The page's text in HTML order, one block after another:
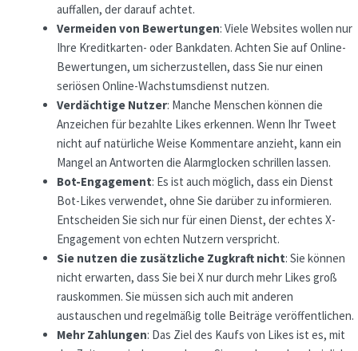
auffallen, der darauf achtet.
Vermeiden von Bewertungen: Viele Websites wollen nur
Ihre Kreditkarten- oder Bankdaten. Achten Sie auf Online-
Bewertungen, um sicherzustellen, dass Sie nur einen
seriösen Online-Wachstumsdienst nutzen.
Verdächtige Nutzer: Manche Menschen können die
Anzeichen für bezahlte Likes erkennen. Wenn Ihr Tweet
nicht auf natürliche Weise Kommentare anzieht, kann ein
Mangel an Antworten die Alarmglocken schrillen lassen.
Bot-Engagement: Es ist auch möglich, dass ein Dienst
Bot-Likes verwendet, ohne Sie darüber zu informieren.
Entscheiden Sie sich nur für einen Dienst, der echtes X-
Engagement von echten Nutzern verspricht.
Sie nutzen die zusätzliche Zugkraft nicht: Sie können
nicht erwarten, dass Sie bei X nur durch mehr Likes groß
rauskommen. Sie müssen sich auch mit anderen
austauschen und regelmäßig tolle Beiträge veröffentlichen.
Mehr Zahlungen: Das Ziel des Kaufs von Likes ist es, mit